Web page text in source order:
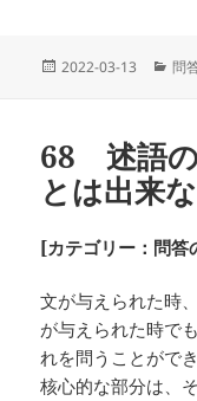
投
2022-03-13
カ
ー
問
68 述語の
とは出来
[カテゴリー：問答
文が与えられた時
が与えられた時で
れを問うことがで
核心的な部分は、